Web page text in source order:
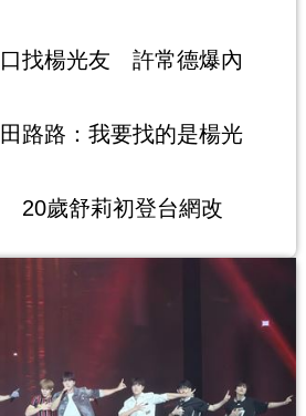
找楊光友 許常德爆內
路路：我要找的是楊光
20歲舒莉初登台網改